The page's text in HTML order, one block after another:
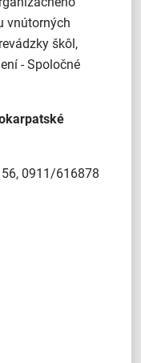
vnútorných
škôl,
- Spoločné
0911/616878